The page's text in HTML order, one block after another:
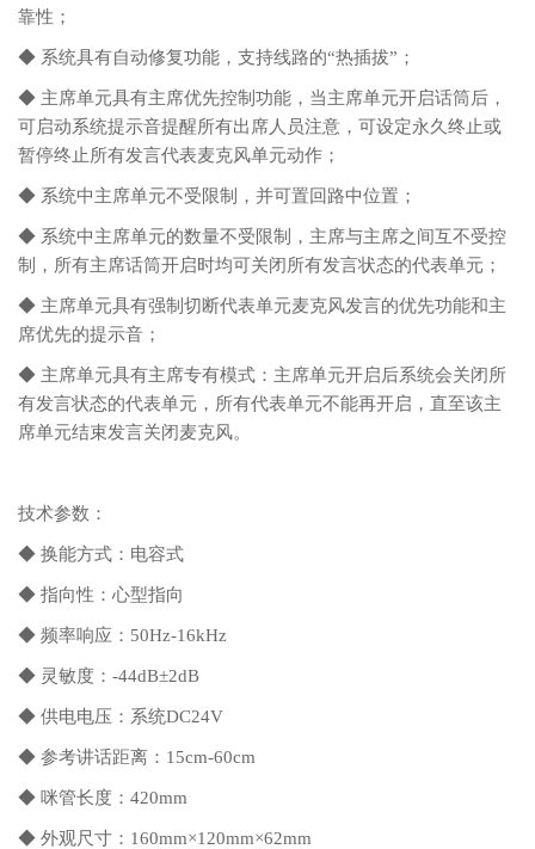
靠性；
◆ 系统具有自动修复功能，支持线路的“热插拔”；
◆ 主席单元具有主席优先控制功能，当主席单元开启话筒后，
可启动系统提示音提醒所有出席人员注意，可设定永久终止或
暂停终止所有发言代表麦克风单元动作；
◆ 系统中主席单元不受限制，并可置回路中位置；
◆ 系统中主席单元的数量不受限制，主席与主席之间互不受控
制，所有主席话筒开启时均可关闭所有发言状态的代表单元；
◆ 主席单元具有强制切断代表单元麦克风发言的优先功能和主
席优先的提示音；
◆ 主席单元具有主席专有模式：主席单元开启后系统会关闭所
有发言状态的代表单元，所有代表单元不能再开启，直至该主
席单元结束发言关闭麦克风。
技术参数：
◆ 换能方式：电容式
◆ 指向性：心型指向
◆ 频率响应：50Hz-16kHz
◆ 灵敏度：-44dB±2dB
◆ 供电电压：系统DC24V
◆ 参考讲话距离：15cm-60cm
◆ 咪管长度：420mm
◆ 外观尺寸：160mm×120mm×62mm